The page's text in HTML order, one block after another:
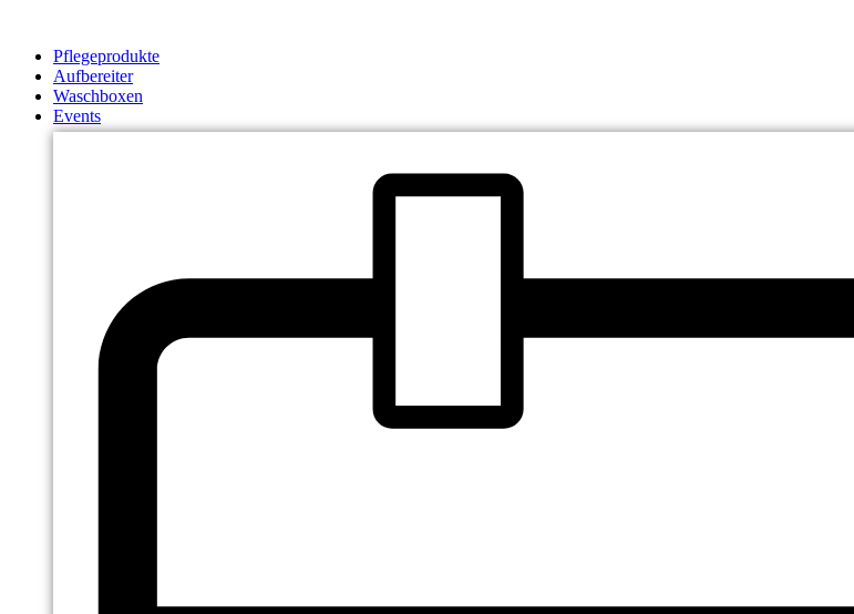
springenPflegeprodukte
Aufbereiter
Waschboxen
Events